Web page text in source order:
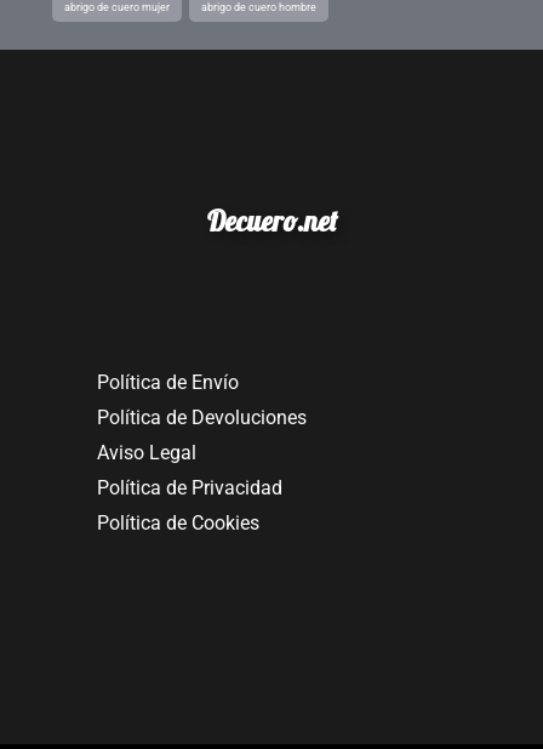
abrigo de cuero mujer abrigo de cuero hombre
Decuero.net
Política de Envío
Política de Devoluciones
Aviso Legal
Política de Privacidad
Política de Cookies